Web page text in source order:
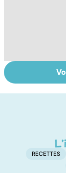
Tout
les
RECETTES